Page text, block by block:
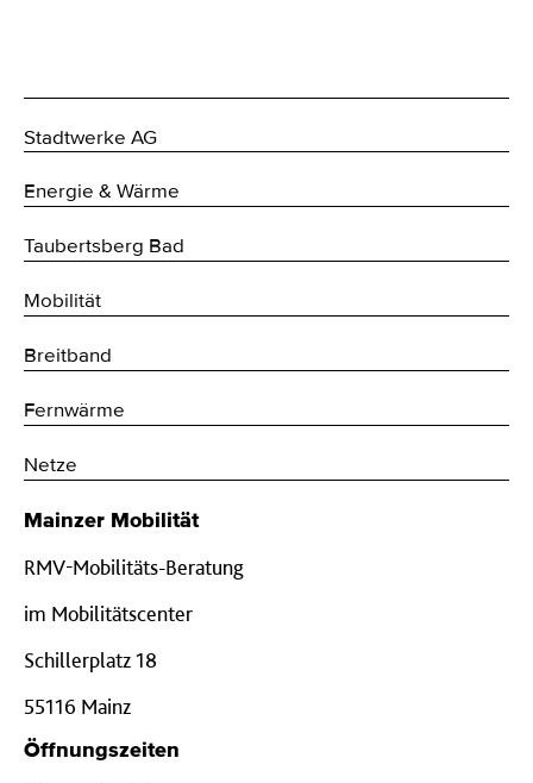
Stadtwerke AG
Energie & Wärme
Taubertsberg Bad
Mobilität
Breitband
Fernwärme
Netze
Mainzer Mobilität
RMV-Mobilitäts-Beratung
im Mobilitätscenter
Schillerplatz 18
55116 Mainz
Öffnungszeiten